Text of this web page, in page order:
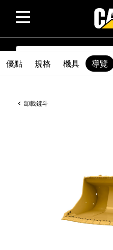
SEARCH
卸載鏟斗
優點 規格 機具 導覽